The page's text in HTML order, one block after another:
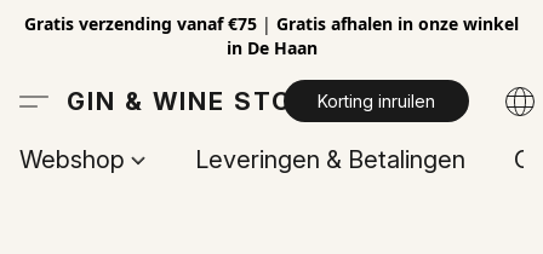
Gratis verzending vanaf €75 | Gratis afhalen in onze winkel
in De Haan
GIN & WINE STOREKorting inruilen
Webshop Leveringen & Betalingen